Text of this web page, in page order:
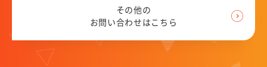
その他の
お問い合わせはこちら